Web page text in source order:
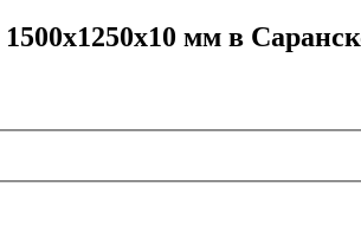
мм в